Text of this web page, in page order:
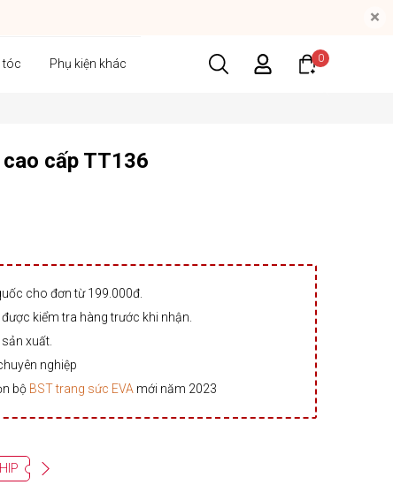
×
tóc Phụ kiện khác 0
cấp TT136
cho đơn từ 199.000đ.
kiểm tra hàng trước khi nhận.
xuất.
nghiệp
bộ BST trang sức EVA mới năm 2023